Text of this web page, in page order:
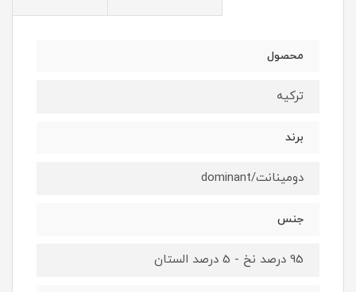
محصول
ترکیه
برند
دومینانت/dominant
جنس
95 درصد نخ - 5 درصد الستان